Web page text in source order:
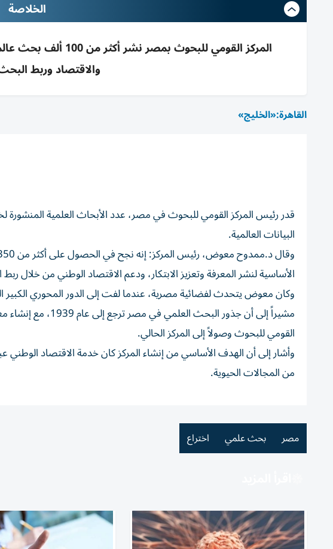
الخلاصة
والاقتصاد وربط
القاهرة:«الخليج»
البيانات العالمية.
الأساسية لنشر المعرفة وتعزيز الابتكار، ودعم الاقتصاد الوطني من خلال
وكان معوض يتحدث لفضائية مصرية، عندما لفت إلى الدور المحوري الكبير
مشيراً إلى أن جذور
القومي للبحوث وصولاً إلى المركز الحالي.
وأشار إلى أن الهدف الأساسي من إنشاء المركز كان خدمة الاقتصاد الوطني
من المجالات الحيوية.
مصر بحث علمي اختراع